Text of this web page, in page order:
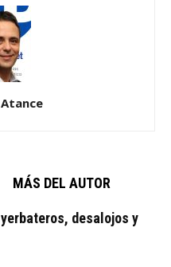
MÁS DEL AUTOR
desalojos y